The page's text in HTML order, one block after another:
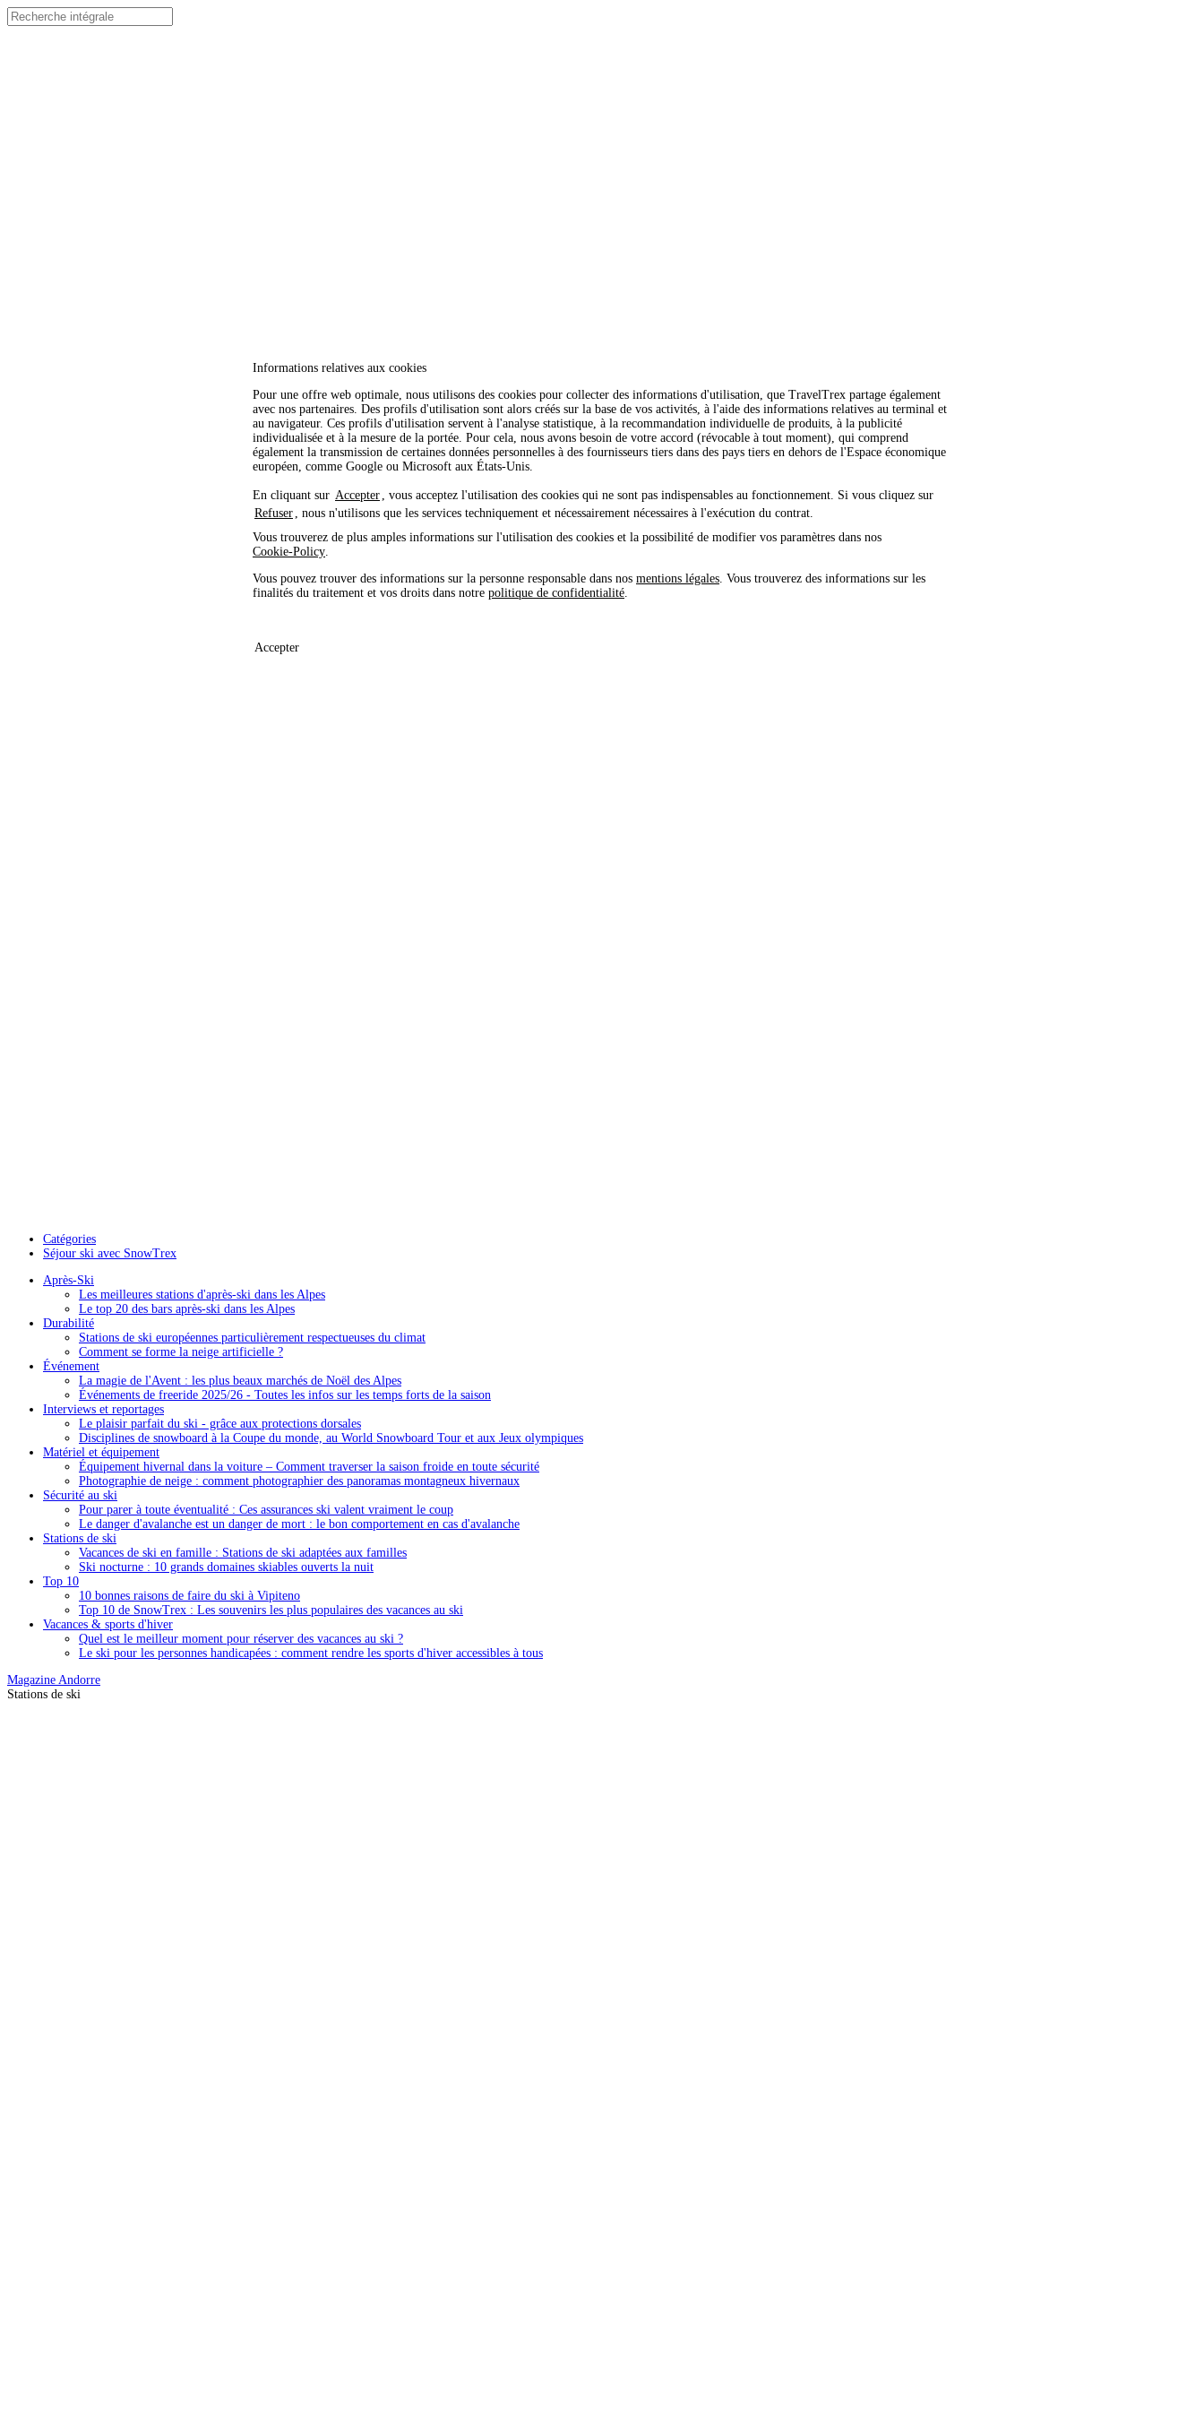
Informations relatives aux cookies
Pour une offre web optimale, nous utilisons des cookies pour collecter des informations d'utilisation, que TravelTrex partage également
avec nos partenaires. Des profils d'utilisation sont alors créés sur la base de vos activités, à l'aide des informations relatives au terminal et
au navigateur. Ces profils d'utilisation servent à l'analyse statistique, à la recommandation individuelle de produits, à la publicité
individualisée et à la mesure de la portée. Pour cela, nous avons besoin de votre accord (révocable à tout moment), qui comprend
également la transmission de certaines données personnelles à des fournisseurs tiers dans des pays tiers en dehors de l'Espace économique
européen, comme Google ou Microsoft aux États-Unis.
En cliquant sur Accepter , vous acceptez l'utilisation des cookies qui ne sont pas indispensables au fonctionnement. Si vous cliquez sur
Refuser , nous n'utilisons que les services techniquement et nécessairement nécessaires à l'exécution du contrat.
Vous trouverez de plus amples informations sur l'utilisation des cookies et la possibilité de modifier vos paramètres dans nos
Cookie-Policy
Vous pouvez trouver des informations sur la personne responsable dans nos mentions légales . Vous trouverez des informations sur les
finalités du traitement et vos droits dans notre politique de confidentialité
Accepter
Catégories
Séjour ski avec SnowTrex
Après-Ski
Les meilleures stations d'après-ski dans les Alpes
Le top 20 des bars après-ski dans les Alpes
Durabilité
Stations de ski européennes particulièrement respectueuses du climat
Comment se forme la neige artificielle ?
Événement
La magie de l'Avent : les plus beaux marchés de Noël des Alpes
Événements de freeride 2025/26 - Toutes les infos sur les temps forts de la saison
Interviews et reportages
Le plaisir parfait du ski - grâce aux protections dorsales
Disciplines de snowboard à la Coupe du monde, au World Snowboard Tour et aux Jeux olympiques
Matériel et équipement
Équipement hivernal dans la voiture – Comment traverser la saison froide en toute sécurité
Photographie de neige : comment photographier des panoramas montagneux hivernaux
Sécurité au ski
Pour parer à toute éventualité : Ces assurances ski valent vraiment le coup
Le danger d'avalanche est un danger de mort : le bon comportement en cas d'avalanche
Stations de ski
Vacances de ski en famille : Stations de ski adaptées aux familles
Ski nocturne : 10 grands domaines skiables ouverts la nuit
Top 10
10 bonnes raisons de faire du ski à Vipiteno
Top 10 de SnowTrex : Les souvenirs les plus populaires des vacances au ski
Vacances & sports d'hiver
Quel est le meilleur moment pour réserver des vacances au ski ?
Le ski pour les personnes handicapées : comment rendre les sports d'hiver accessibles à tous
Magazine Andorre
Stations de ski